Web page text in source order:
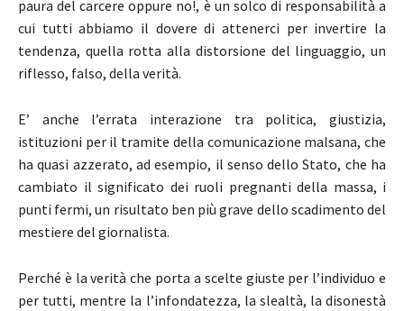
paura del carcere oppure no!, è un solco di responsabilità a
cui tutti abbiamo il dovere di attenerci per invertire la
tendenza, quella rotta alla distorsione del linguaggio, un
riflesso, falso, della verità.
E’ anche l’errata interazione tra politica, giustizia,
istituzioni per il tramite della comunicazione malsana, che
ha quasi azzerato, ad esempio, il senso dello Stato, che ha
cambiato il significato dei ruoli pregnanti della massa, i
punti fermi, un risultato ben più grave dello scadimento del
mestiere del giornalista.
Perché è la verità che porta a scelte giuste per l’individuo e
per tutti, mentre la l’infondatezza, la slealtà, la disonestà